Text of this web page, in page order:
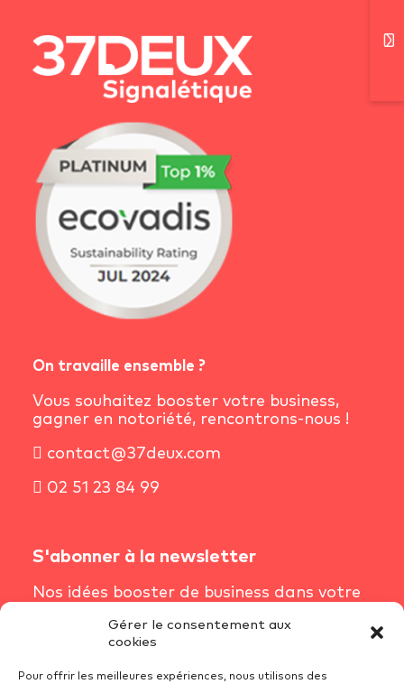
Gérer le consentement aux
cookies
Pour offrir les meilleures expériences, nous utilisons des
On travaille ensemble ?
Vous souhaitez booster votre business,
gagner en notoriété, rencontrons-nous !
contact@37deux.com
02 51 23 84 99
S'abonner à la newsletter
Nos idées booster de business dans votre